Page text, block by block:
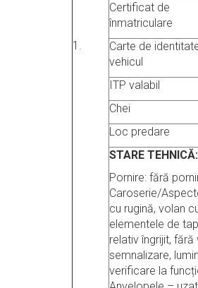
1.
Certificat de
înmatriculare
Carte de
vehicul
ITP valabil
Chei
Loc predare
STARE TEHNICĂ:
Pornire: fără
Caroserie/
cu rugină, volan
elementele de
relativ îngrijit,
semnalizare,
verificare la